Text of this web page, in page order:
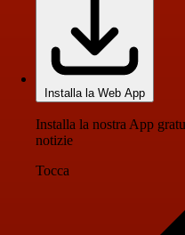
Installa la Web App
Installa la nostra App
notizie
Tocca